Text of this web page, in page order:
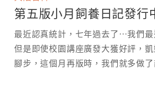
第五版小月飼養日記發行
最近認真統計，七年過去了⋯我們最
但是即使校園講座廣發大獲好評，
腳步，這個月再版時，我們就多做